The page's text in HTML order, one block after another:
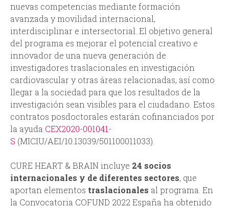
nuevas competencias mediante formación
avanzada y movilidad internacional,
interdisciplinar e intersectorial. El objetivo general
del programa es mejorar el potencial creativo e
innovador de una nueva generación de
investigadores traslacionales en investigación
cardiovascular y otras áreas relacionadas, así como
llegar a la sociedad para que los resultados de la
investigación sean visibles para el ciudadano. Estos
contratos posdoctorales estarán cofinanciados por
la ayuda CEX2020-001041-
S (MICIU/AEI/10.13039/501100011033).
CURE HEART & BRAIN incluye 24 socios
internacionales y de diferentes sectores, que
aportan elementos traslacionales al programa. En
la Convocatoria COFUND 2022 España ha obtenido